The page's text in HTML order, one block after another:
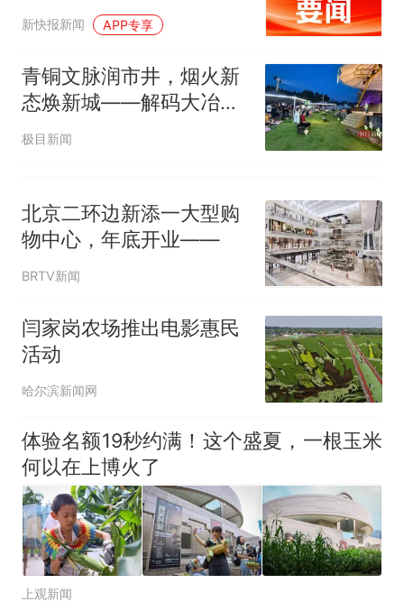
新快报新闻 APP专享
青铜文脉润市井，烟火新
态焕新城——解码大冶消
费升级背后的民生蝶变
极目新闻
北京二环边新添一大型购
物中心，年底开业——
BRTV新闻
闫家岗农场推出电影惠民
活动
哈尔滨新闻网
体验名额19秒约满！这个盛夏，一根玉米
何以在上博火了
上观新闻